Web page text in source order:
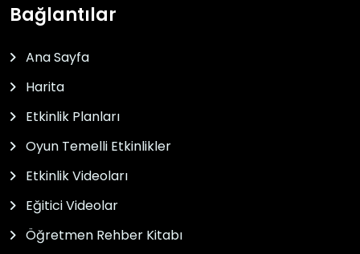
Bağlantılar
Ana Sayfa
Harita
Etkinlik Planları
Oyun Temelli Etkinlikler
Etkinlik Videoları
Eğitici Videolar
Öğretmen Rehber Kitabı